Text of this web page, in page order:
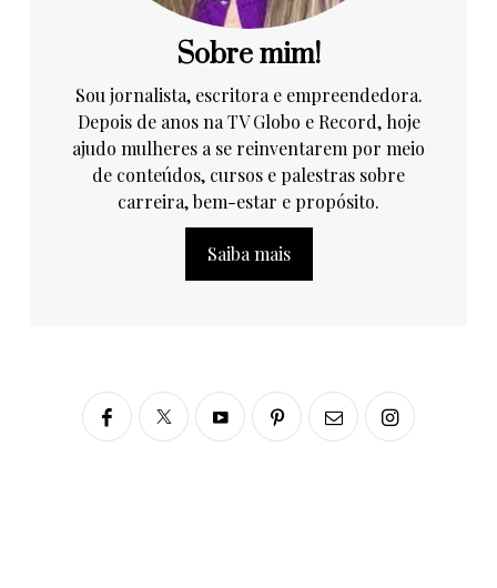
Sobre mim!
Sou jornalista, escritora e empreendedora.
Depois de anos na TV Globo e Record, hoje
ajudo mulheres a se reinventarem por meio
de conteúdos, cursos e palestras sobre
carreira, bem-estar e propósito.
Saiba mais